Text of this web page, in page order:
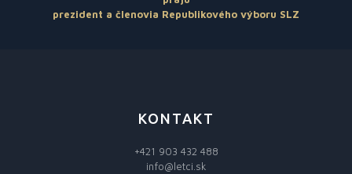
prezident a členovia Republikového výboru SLZ
KONTAKT
+421 903 432 488
info@letci.sk